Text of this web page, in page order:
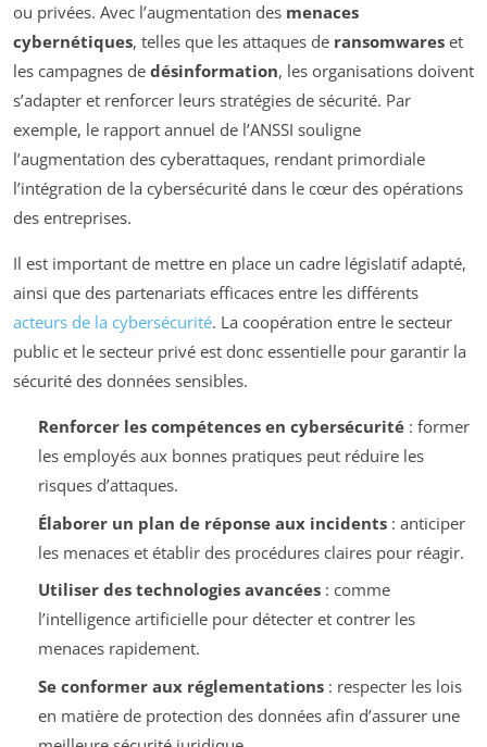
ou privées. Avec l’augmentation des menaces
cybernétiques, telles que les attaques de ransomwares et
les campagnes de désinformation, les organisations doivent
s’adapter et renforcer leurs stratégies de sécurité. Par
exemple, le rapport annuel de l’ANSSI souligne
l’augmentation des cyberattaques, rendant primordiale
l’intégration de la cybersécurité dans le cœur des opérations
des entreprises.
Il est important de mettre en place un cadre législatif adapté,
ainsi que des partenariats efficaces entre les différents
acteurs de la cybersécurité. La coopération entre le secteur
public et le secteur privé est donc essentielle pour garantir la
sécurité des données sensibles.
Renforcer les compétences en cybersécurité: former
les employés aux bonnes pratiques peut réduire les
risques d’attaques.
Élaborer un plan de réponse aux incidents: anticiper
les menaces et établir des procédures claires pour réagir.
Utiliser des technologies avancées: comme
l’intelligence artificielle pour détecter et contrer les
menaces rapidement.
Se conformer aux réglementations: respecter les lois
en matière de protection des données afin d’assurer une